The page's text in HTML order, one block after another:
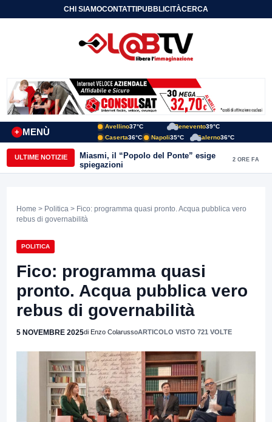
CHI SIAMOCONTATTIPUBBLICITÀCERCA
MENÙ
+
Avellino37°C Benevento39°C
Caserta36°C Napoli35°C Salerno36°C
ULTIME NOTIZIE
Miasmi, il “Popolo del Ponte” esige
spiegazioni
2 ORE FA
Home > Politica > Fico: programma quasi pronto. Acqua pubblica vero
rebus di governabilità
POLITICA
Fico: programma quasi
pronto. Acqua pubblica vero
rebus di governabilità
5 NOVEMBRE 2025di Enzo ColarussoARTICOLO VISTO 721 VOLTE